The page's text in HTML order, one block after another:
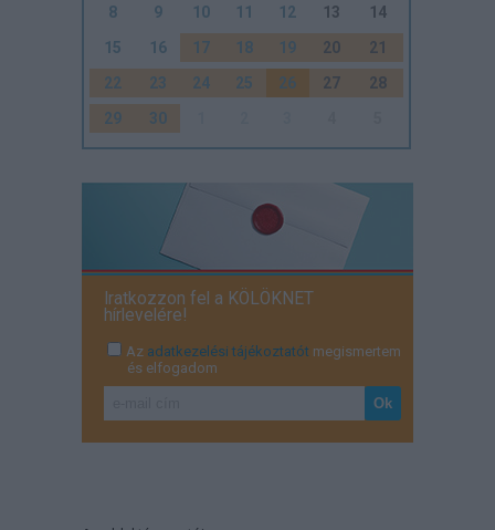
8
9 10 11 12 13
14
15
16 17 18 19 20
21
22
23 24 25 26 27
28
29
30
Iratkozzon fel a KÖLÖKNET
hírlevelére!
Az adatkezelési tájékoztatót megismertem
és elfogadom